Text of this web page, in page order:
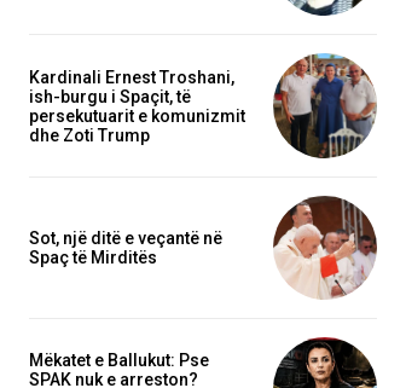
Kardinali Ernest Troshani,
ish-burgu i Spaçit, të
persekutuarit e komunizmit
dhe Zoti Trump
Sot, një ditë e veçantë në
Spaç të Mirditës
Mëkatet e Ballukut: Pse
SPAK nuk e arreston?